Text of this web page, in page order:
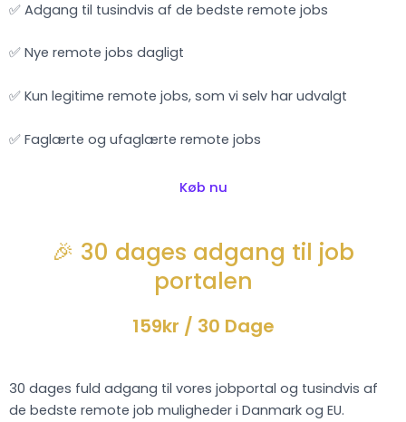
✅ Adgang til tusindvis af de bedste remote jobs
✅ Nye remote jobs dagligt
✅ Kun legitime remote jobs, som vi selv har udvalgt
✅ Faglærte og ufaglærte remote jobs
Køb nu
🎉 30 dages adgang til job
portalen
159kr / 30 Dage
30 dages fuld adgang til vores jobportal og tusindvis af
de bedste remote job muligheder i Danmark og EU.